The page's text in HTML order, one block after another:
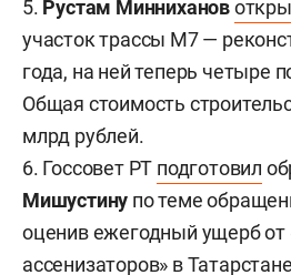
5. Рустам Минниханов
участок трассы М7 —
года, на ней теперь четыре
Общая стоимость
млрд рублей.
6. Госсовет РТ подготовил
Мишустину по теме
оценив ежегодный ущерб от
ассенизаторов» в